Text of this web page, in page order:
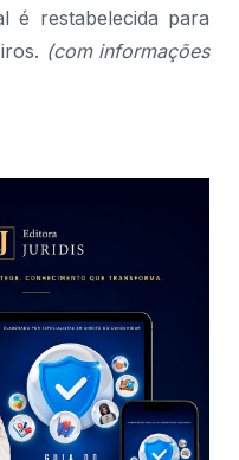
é restabelecida para
(com informações